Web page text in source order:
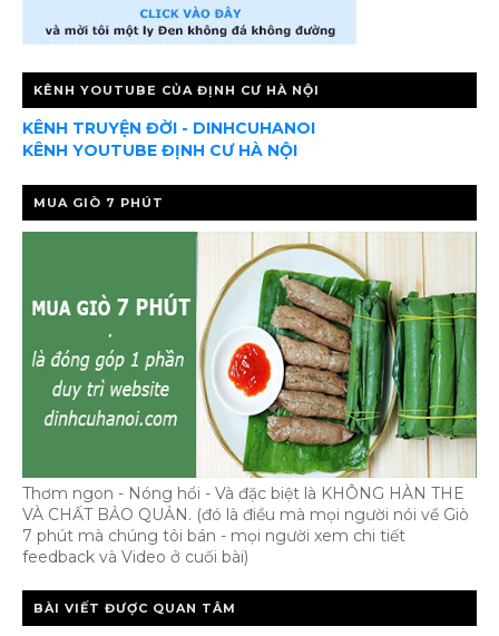
KÊNH YOUTUBE CỦA ĐỊNH CƯ HÀ NỘI
KÊNH TRUYỆN ĐỜI - DINHCUHANOI
KÊNH YOUTUBE ĐỊNH CƯ HÀ NỘI
MUA GIÒ 7 PHÚT
Thơm ngon - Nóng hổi - Và đặc biệt là KHÔNG HÀN THE
VÀ CHẤT BẢO QUẢN. (đó là điều mà mọi người nói về Giò
7 phút mà chúng tôi bán - mọi người xem chi tiết
feedback và Video ở cuối bài)
BÀI VIẾT ĐƯỢC QUAN TÂM